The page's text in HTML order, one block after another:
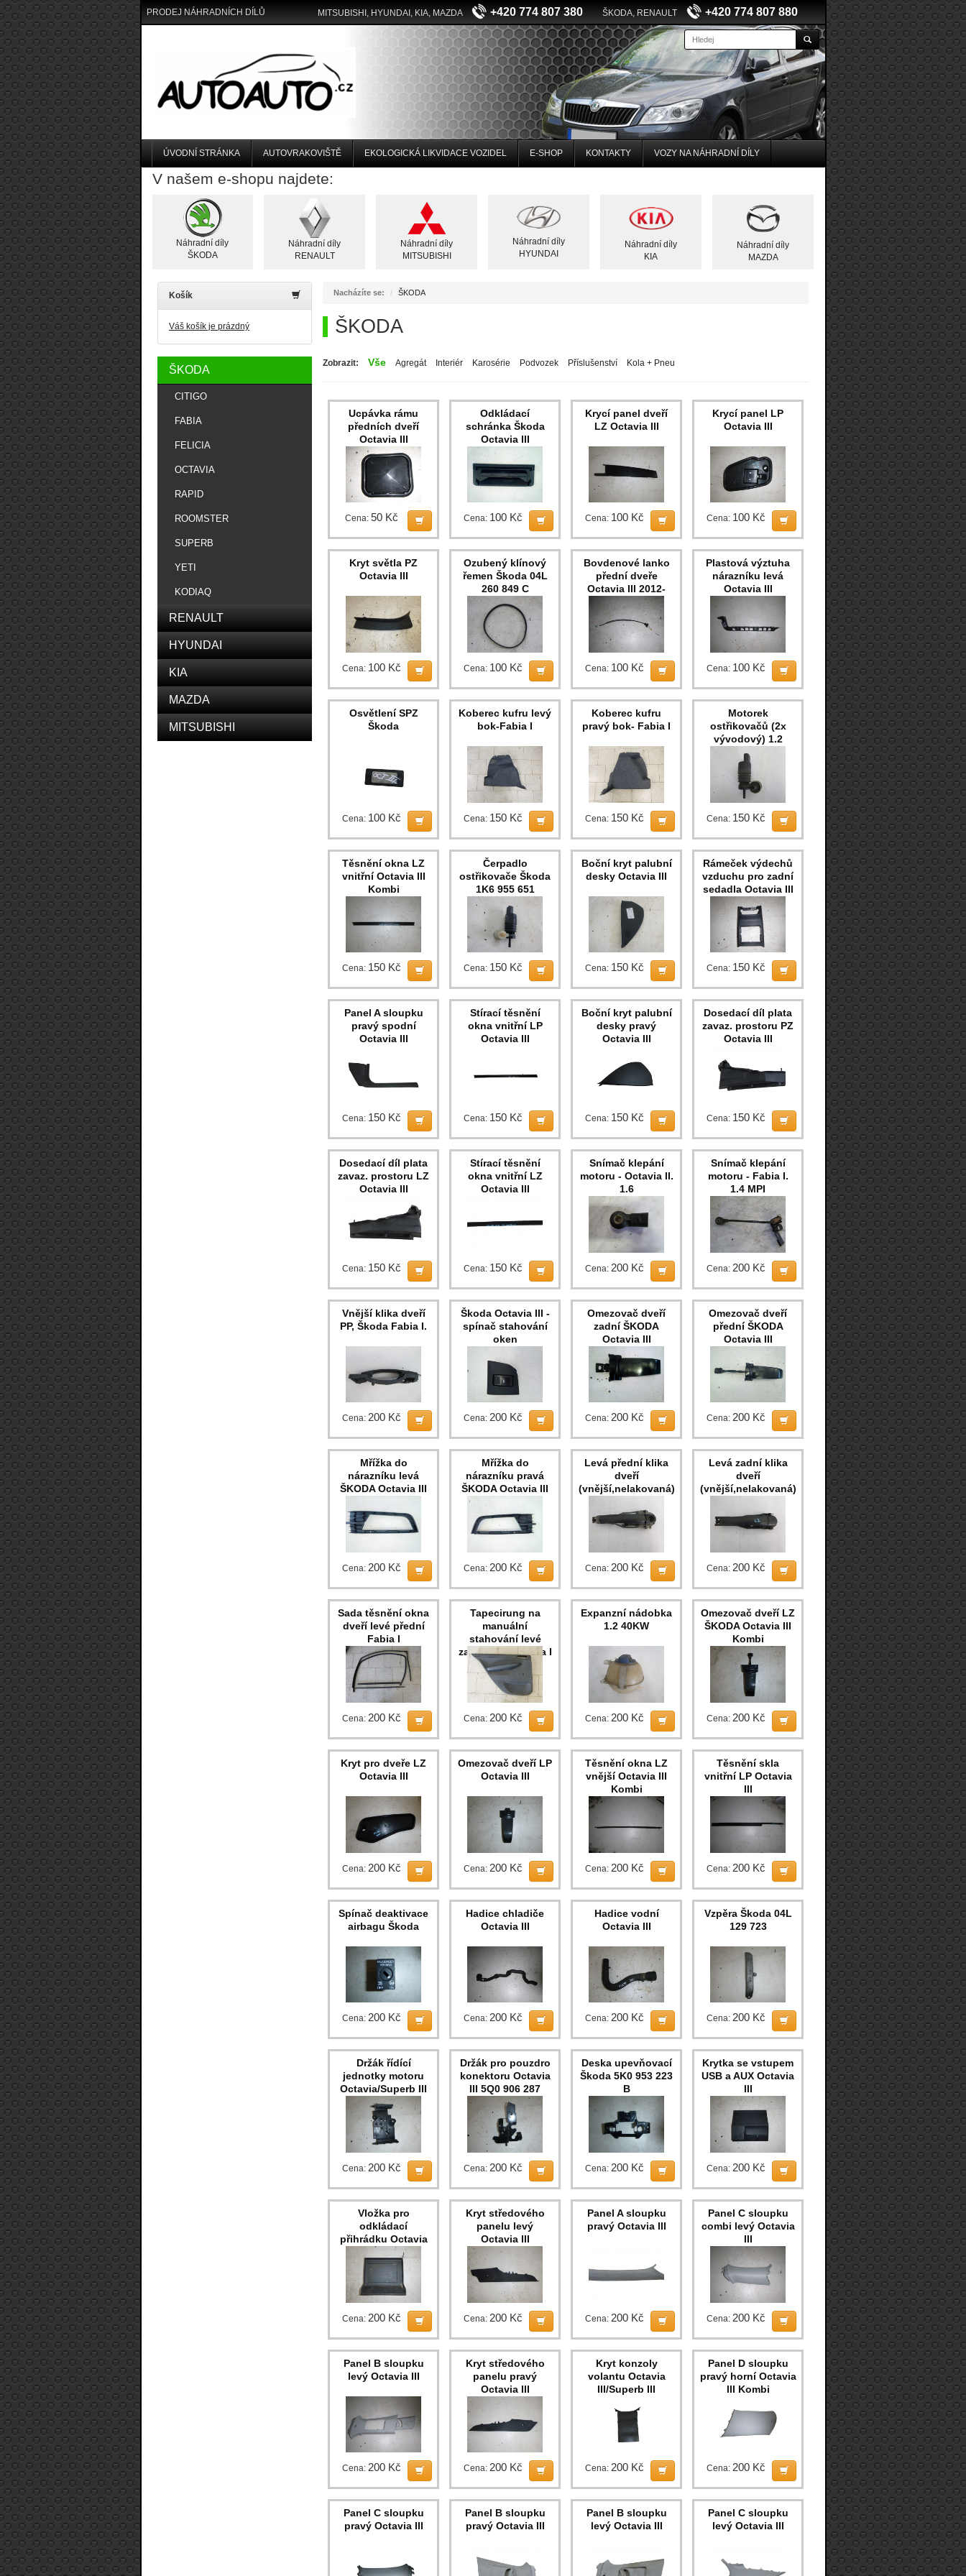
PRODEJ NÁHRADNÍCH DÍLŮ MITSUBISHI, HYUNDAI, KIA, MAZDA +420 774 807 380 ŠKODA, RENAULT +420 774 807 880
ÚVODNÍ STRÁNKA AUTOVRAKOVIŠTĚ EKOLOGICKÁ LIKVIDACE VOZIDEL E-SHOP KONTAKTY VOZY NA NÁHRADNÍ DÍLY
V našem e-shopu najdete:
Náhradní díly
ŠKODA
Náhradní díly
RENAULT
Náhradní díly
MITSUBISHI
Náhradní díly
HYUNDAI
Náhradní díly
KIA
Náhradní díly
MAZDA
Košík
Váš košík je prázdný
ŠKODA
CITIGO
FABIA
FELICIA
OCTAVIA
RAPID
ROOMSTER
SUPERB
YETI
KODIAQ
RENAULT
HYUNDAI
KIA
MAZDA
MITSUBISHI
Nacházíte se: ŠKODA
ŠKODA
Zobrazit: Vše Agregát Interiér Karosérie Podvozek Příslušenství Kola + Pneu
Ucpávka rámu
předních dveří
Octavia III
Cena: 50 Kč
Odkládací
schránka Škoda
Octavia III
Cena: 100 Kč
Krycí panel dveří
LZ Octavia III
Cena: 100 Kč
Krycí panel LP
Octavia III
Cena: 100 Kč
Kryt světla PZ
Octavia III
Cena: 100 Kč
Ozubený klínový
řemen Škoda 04L
260 849 C
Cena: 100 Kč
Bovdenové lanko
přední dveře
Octavia III 2012-
Cena: 100 Kč
Plastová výztuha
nárazníku levá
Octavia III
Cena: 100 Kč
Osvětlení SPZ
Škoda
Cena: 100 Kč
Koberec kufru levý
bok-Fabia I
Cena: 150 Kč
Koberec kufru
pravý bok- Fabia I
Cena: 150 Kč
Motorek
ostřikovačů (2x
vývodový) 1.2
40kW
Cena: 150 Kč
Těsnění okna LZ
vnitřní Octavia III
Kombi
Cena: 150 Kč
Čerpadlo
ostřikovače Škoda
1K6 955 651
Cena: 150 Kč
Boční kryt palubní
desky Octavia III
Cena: 150 Kč
Rámeček výdechů
vzduchu pro zadní
sedadla Octavia III
Cena: 150 Kč
Panel A sloupku
pravý spodní
Octavia III
Cena: 150 Kč
Stírací těsnění
okna vnitřní LP
Octavia III
Cena: 150 Kč
Boční kryt palubní
desky pravý
Octavia III
Cena: 150 Kč
Dosedací díl plata
zavaz. prostoru PZ
Octavia III
Cena: 150 Kč
Dosedací díl plata
zavaz. prostoru LZ
Octavia III
Cena: 150 Kč
Stírací těsnění
okna vnitřní LZ
Octavia III
Cena: 150 Kč
Snímač klepání
motoru - Octavia II.
1.6
Cena: 200 Kč
Snímač klepání
motoru - Fabia I.
1.4 MPI
Cena: 200 Kč
Vnější klika dveří
PP, Škoda Fabia I.
Cena: 200 Kč
Škoda Octavia III -
spínač stahování
oken
Cena: 200 Kč
Omezovač dveří
zadní ŠKODA
Octavia III
Cena: 200 Kč
Omezovač dveří
přední ŠKODA
Octavia III
Cena: 200 Kč
Mřížka do
nárazníku levá
ŠKODA Octavia III
Cena: 200 Kč
Mřížka do
nárazníku pravá
ŠKODA Octavia III
Cena: 200 Kč
Levá přední klika
dveří
(vnější,nelakovaná)
Cena: 200 Kč
Levá zadní klika
dveří
(vnější,nelakovaná)
Cena: 200 Kč
Sada těsnění okna
dveří levé přední
Fabia I
Cena: 200 Kč
Tapecirung na
manuální
stahování levé
zadní(šedý) Fabia I
Cena: 200 Kč
Expanzní nádobka
1.2 40KW
Cena: 200 Kč
Omezovač dveří LZ
ŠKODA Octavia III
Kombi
Cena: 200 Kč
Kryt pro dveře LZ
Octavia III
Cena: 200 Kč
Omezovač dveří LP
Octavia III
Cena: 200 Kč
Těsnění okna LZ
vnější Octavia III
Kombi
Cena: 200 Kč
Těsnění skla
vnitřní LP Octavia
III
Cena: 200 Kč
Spínač deaktivace
airbagu Škoda
Cena: 200 Kč
Hadice chladiče
Octavia III
Cena: 200 Kč
Hadice vodní
Octavia III
Cena: 200 Kč
Vzpěra Škoda 04L
129 723
Cena: 200 Kč
Držák řídící
jednotky motoru
Octavia/Superb III
Cena: 200 Kč
Držák pro pouzdro
konektoru Octavia
III 5Q0 906 287
Cena: 200 Kč
Deska upevňovací
Škoda 5K0 953 223
B
Cena: 200 Kč
Krytka se vstupem
USB a AUX Octavia
III
Cena: 200 Kč
Vložka pro
odkládací
přihrádku Octavia
III
Cena: 200 Kč
Kryt středového
panelu levý
Octavia III
Cena: 200 Kč
Panel A sloupku
pravý Octavia III
Cena: 200 Kč
Panel C sloupku
combi levý Octavia
III
Cena: 200 Kč
Panel B sloupku
levý Octavia III
Cena: 200 Kč
Kryt středového
panelu pravý
Octavia III
Cena: 200 Kč
Kryt konzoly
volantu Octavia
III/Superb III
Cena: 200 Kč
Panel D sloupku
pravý horní Octavia
III Kombi
Cena: 200 Kč
Panel C sloupku
pravý Octavia III
Panel B sloupku
pravý Octavia III
Panel B sloupku
levý Octavia III
Panel C sloupku
levý Octavia III